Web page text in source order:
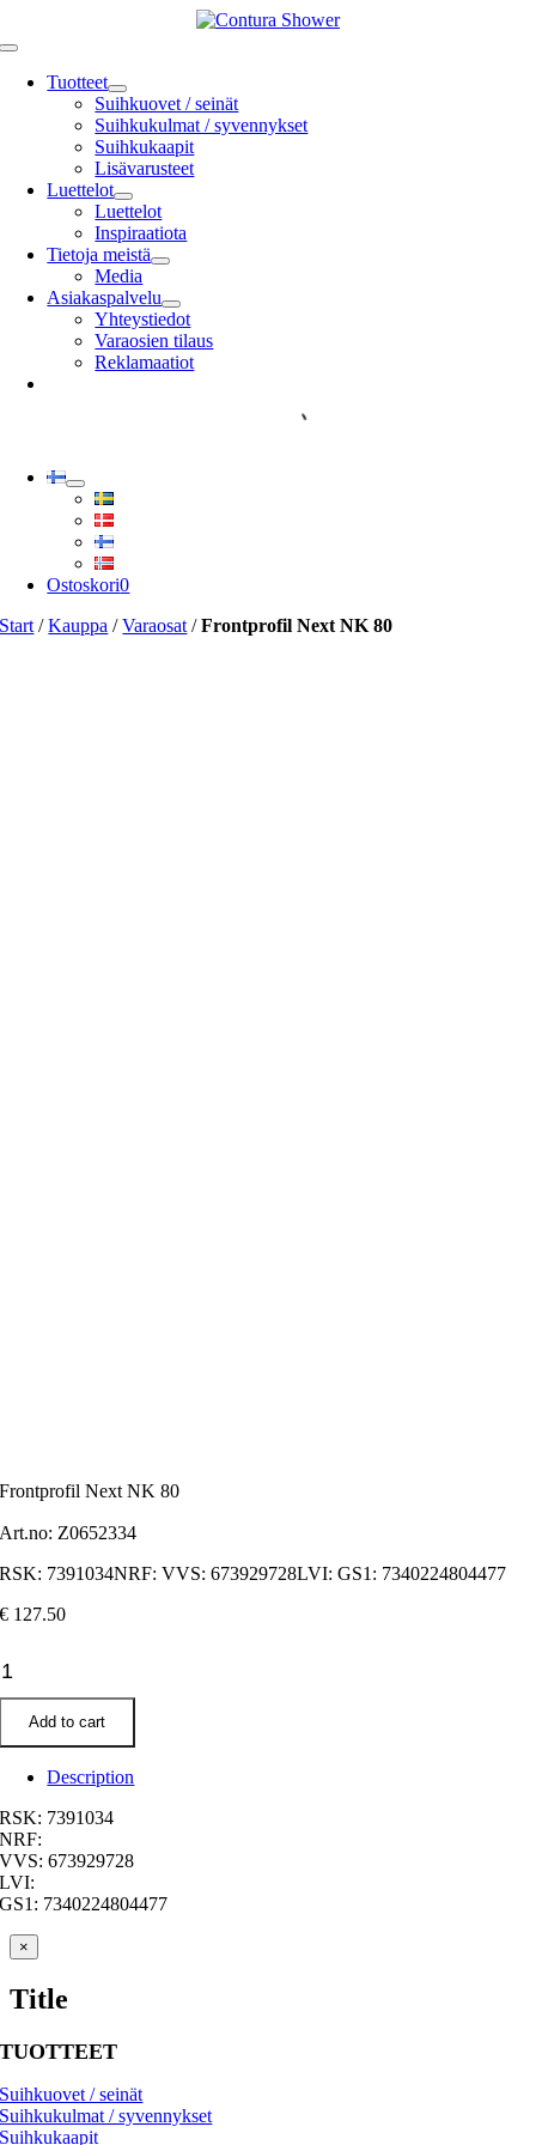
to
Toggle
Navigation
Tuotteet
Suihkuovet / seinät
Suihkukulmat / syvennykset
Suihkukaapit
Lisävarusteet
Luettelot
Luettelot
Inspiraatiota
Tietoja meistä
Media
Asiakaspalvelu
Yhteystiedot
Varaosien tilaus
Reklamaatiot
Ostoskori0
Start /Kauppa /Varaosat /Frontprofil Next NK 80
Frontprofil Next NK 80
Art.no: Z0652334
RSK: 7391034NRF: VVS: 673929728LVI: GS1: 7340224804477
€ 127.50
Next
NK
Add to cart
Description
RSK: 7391034
NRF:
VVS: 673929728
LVI:
GS1: 7340224804477
Close
product
view
×
Title
TUOTTEET
Suihkuovet / seinät
Suihkukulmat / syvennykset
Suihkukaapit